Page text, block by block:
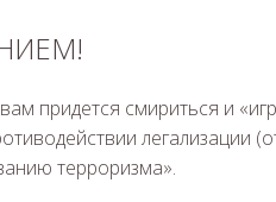
придется смириться и
легализации
терроризма».